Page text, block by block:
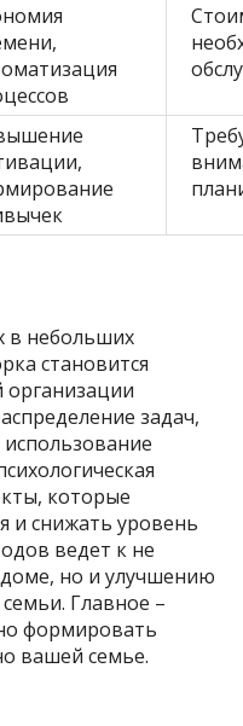
в небольших
становится
задач,
которые
и снижать уровень
ведет к не
но и улучшению
Главное –
формировать
вашей семье.